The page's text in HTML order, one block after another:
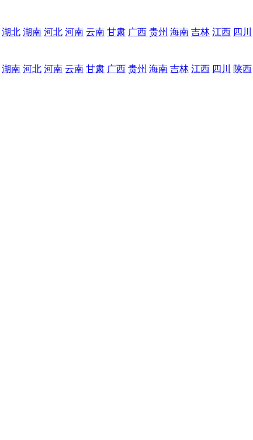
湖北 湖南 河北 河南 云南 甘肃 广西 贵州 海南 吉林 江西 四川
湖南 河北 河南 云南 甘肃 广西 贵州 海南 吉林 江西 四川 陕西